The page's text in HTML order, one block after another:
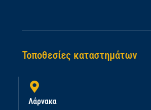
Τοποθεσίες καταστημάτων
Λάρνακα